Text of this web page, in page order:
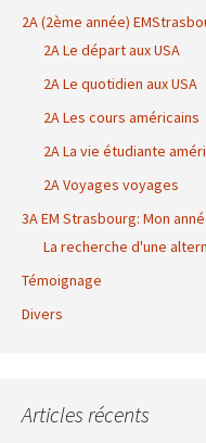
2A (2ème année)
2A Le départ aux USA
2A Le quotidien aux USA
2A Les cours américains
2A La vie étudiante
2A Voyages voyages
3A EM Strasbourg: Mon
La recherche d'une
Témoignage
Divers
Articles récents